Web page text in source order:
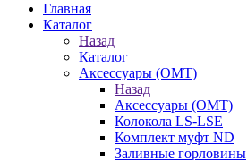
Главная
Каталог
Назад
Каталог
Аксессуары (OMT)
Назад
Аксессуары (OMT)
Колокола LS-LSE
Комплект муфт ND
Заливные горловины